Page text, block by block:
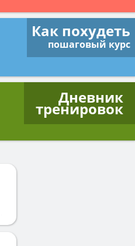
Как похудеть
пошаговый курс
Дневник
тренировок